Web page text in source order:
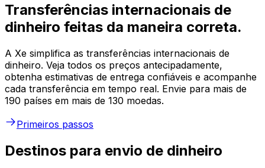
Transferências internacionais de
dinheiro feitas da maneira correta.
A Xe simplifica as transferências internacionais de
dinheiro. Veja todos os preços antecipadamente,
obtenha estimativas de entrega confiáveis e acompanhe
cada transferência em tempo real. Envie para mais de
190 países em mais de 130 moedas.
Primeiros passos
Destinos para envio de dinheiro